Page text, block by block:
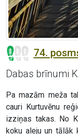
74.
Dabas brīnumi
Pa mazām meža
cauri Kurtuvēnu
izziņas takas. No
koku aleju un tālāk